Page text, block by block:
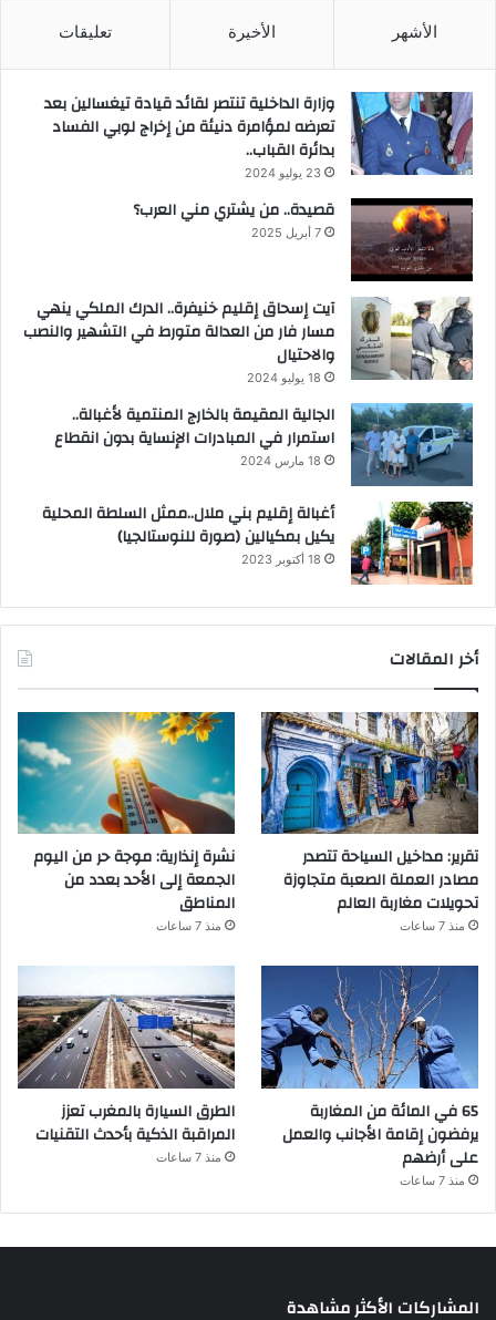
الأشهر الأخيرة تعليقات
وزارة الداخلية تنتصر لقائد قيادة تيغسالين بعد
تعرضه لمؤامرة دنيئة من إخراج لوبي الفساد
بدائرة القباب..
23 يوليو 2024
قصيدة.. من يشتري مني العرب؟
7 أبريل 2025
آيت إسحاق إقليم خنيفرة.. الدرك الملكي ينهي
مسار فار من العدالة متورط في التشهير والنصب
والاحتيال
18 يوليو 2024
الجالية المقيمة بالخارج المنتمية لأغبالة..
استمرار في المبادرات الإنساية بدون انقطاع
18 مارس 2024
أغبالة إقليم بني ملال..ممثل السلطة المحلية
يكيل بمكيالين (صورة للنوستالجيا)
18 أكتوبر 2023
أخر المقالات
تقرير: مداخيل السياحة تتصدر
مصادر العملة الصعبة متجاوزة
تحويلات مغاربة العالم
منذ 7 ساعات
نشرة إنذارية: موجة حر من اليوم
الجمعة إلى الأحد بعدد من
المناطق
منذ 7 ساعات
65 في المائة من المغاربة
يرفضون إقامة الأجانب والعمل
على أرضهم
منذ 7 ساعات
الطرق السيارة بالمغرب تعزز
المراقبة الذكية بأحدث التقنيات
منذ 7 ساعات
المشاركات الأكثر مشاهدة